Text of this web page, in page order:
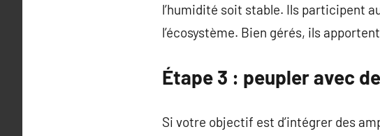
l’humidité soit stable. Ils participent
l’écosystème. Bien gérés, ils
Étape 3 : peupler avec
Si votre objectif est d’intégrer des